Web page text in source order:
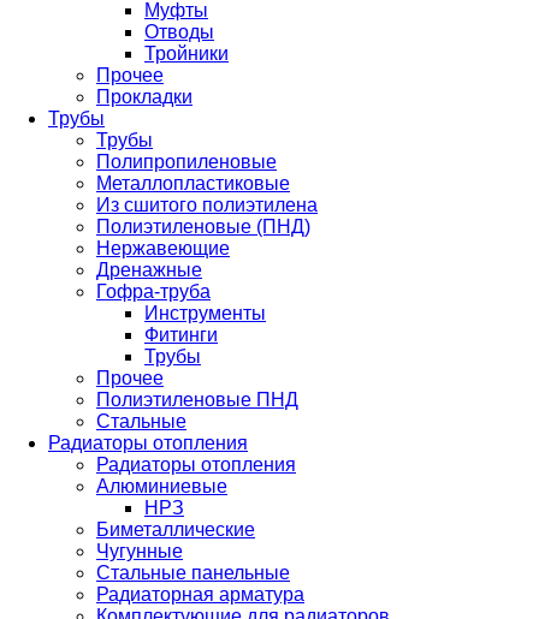
Муфты
Отводы
Тройники
Прочее
Прокладки
Трубы
Трубы
Полипропиленовые
Металлопластиковые
Из сшитого полиэтилена
Полиэтиленовые (ПНД)
Нержавеющие
Дренажные
Гофра-труба
Инструменты
Фитинги
Трубы
Прочее
Полиэтиленовые ПНД
Стальные
Радиаторы отопления
Радиаторы отопления
Алюминиевые
НРЗ
Биметаллические
Чугунные
Стальные панельные
Радиаторная арматура